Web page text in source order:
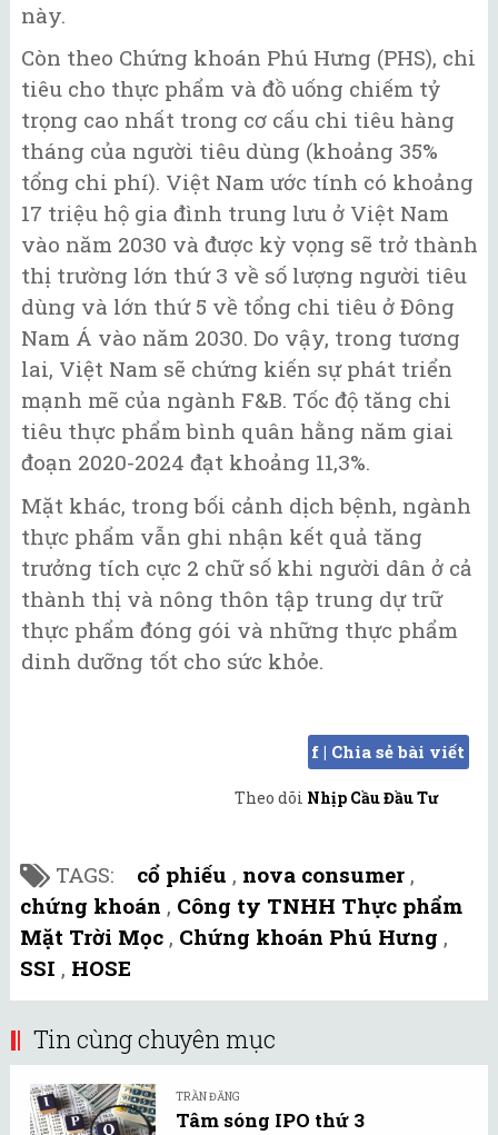
này.
Còn theo Chứng khoán Phú Hưng (PHS), chi
tiêu cho thực phẩm và đồ uống chiếm tỷ
trọng cao nhất trong cơ cấu chi tiêu hàng
tháng của người tiêu dùng (khoảng 35%
tổng chi phí). Việt Nam ước tính có khoảng
17 triệu hộ gia đình trung lưu ở Việt Nam
vào năm 2030 và được kỳ vọng sẽ trở thành
thị trường lớn thứ 3 về số lượng người tiêu
dùng và lớn thứ 5 về tổng chi tiêu ở Đông
Nam Á vào năm 2030. Do vậy, trong tương
lai, Việt Nam sẽ chứng kiến sự phát triển
mạnh mẽ của ngành F&B. Tốc độ tăng chi
tiêu thực phẩm bình quân hằng năm giai
đoạn 2020-2024 đạt khoảng 11,3%.
Mặt khác, trong bối cảnh dịch bệnh, ngành
thực phẩm vẫn ghi nhận kết quả tăng
trưởng tích cực 2 chữ số khi người dân ở cả
thành thị và nông thôn tập trung dự trữ
thực phẩm đóng gói và những thực phẩm
dinh dưỡng tốt cho sức khỏe.
f | Chia sẻ bài viết
Theo dõi Nhịp Cầu Đầu Tư
TAGS: cổ phiếu , nova consumer ,
chứng khoán , Công ty TNHH Thực phẩm
Mặt Trời Mọc , Chứng khoán Phú Hưng ,
SSI , HOSE
Tin cùng chuyên mục
TRẦN ĐĂNG
Tâm sóng IPO thứ 3